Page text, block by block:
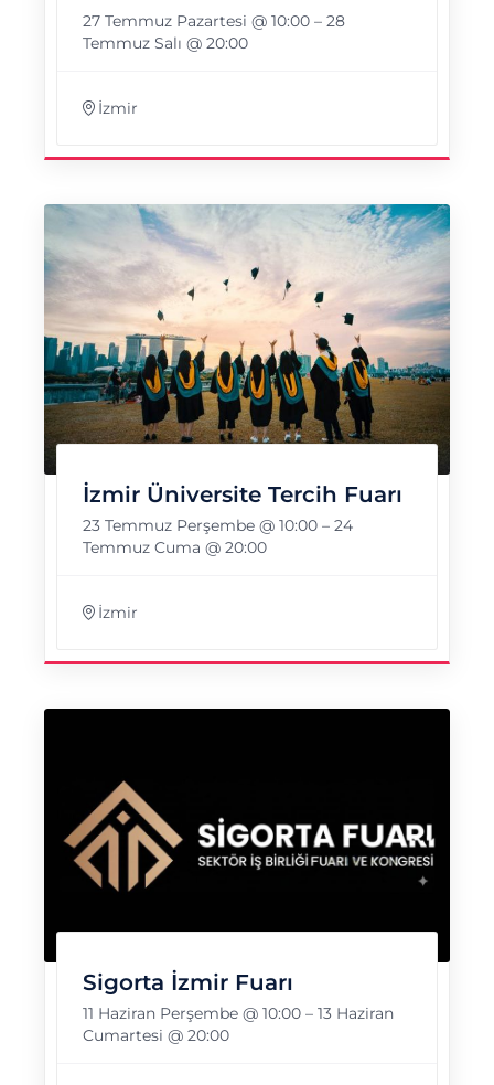
27 Temmuz Pazartesi @ 10:00– 28
Temmuz Salı @ 20:00
İzmir
İzmir Üniversite Tercih Fuarı
23 Temmuz Perşembe @ 10:00– 24
Temmuz Cuma @ 20:00
İzmir
Sigorta İzmir Fuarı
11 Haziran Perşembe @ 10:00– 13 Haziran
Cumartesi @ 20:00